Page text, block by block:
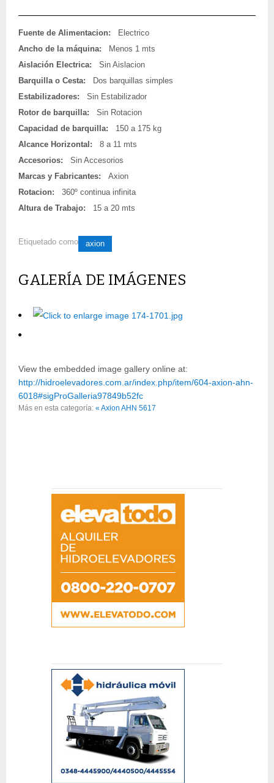
Fuente de Alimentacion:
Electrico
Ancho de la máquina:
Menos 1 mts
Aislación Electrica:
Sin Aislacion
Barquilla o Cesta:
Dos barquillas simples
Estabilizadores:
Sin Estabilizador
Rotor de barquilla:
Sin Rotacion
Capacidad de barquilla:
150 a 175 kg
Alcance Horizontal:
8 a 11 mts
Accesorios:
Sin Accesorios
Marcas y Fabricantes:
Axion
Rotacion:
360º continua infinita
Altura de Trabajo:
15 a 20 mts
Etiquetado como axion
GALERÍA DE IMÁGENES
View the embedded image gallery online at:
http://hidroelevadores.com.ar/index.php/item/604-axion-ahn-
6018#sigProGalleria97849b52fc
Más en esta categoría: « Axion AHN 5617